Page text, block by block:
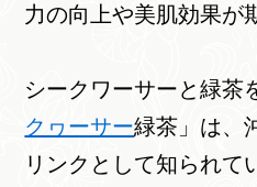
力の向上や美肌効果が
シークワーサーと緑茶
クヮーサー緑茶」は、
リンクとして知られて